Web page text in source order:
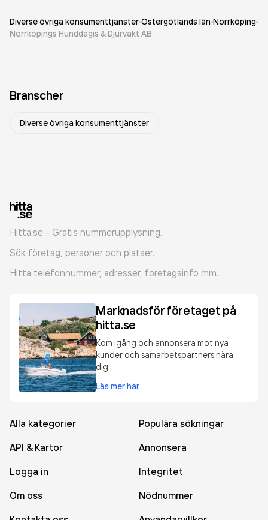
Diverse övriga konsumenttjänster Östergötlands län Norrköping
Norrköpings Hunddagis & Djurvakt AB
Branscher
Diverse övriga konsumenttjänster
Hitta.se - Gratis nummerupplysning.
Sök företag, personer och platser.
Hitta telefonnummer, adresser, företagsinfo mm.
Marknadsför företaget på
hitta.se
Kom igång och annonsera mot nya
kunder och samarbetspartners nära
dig.
Läs mer här
Alla kategorier
Populära sökningar
API & Kartor
Annonsera
Logga in
Integritet
Om oss
Nödnummer